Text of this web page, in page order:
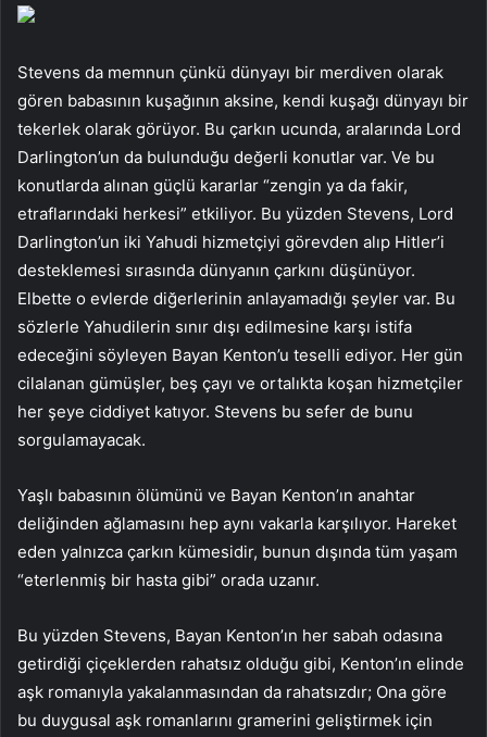
Stevens da memnun çünkü dünyayı bir merdiven olarak
gören babasının kuşağının aksine, kendi kuşağı dünyayı bir
tekerlek olarak görüyor. Bu çarkın ucunda, aralarında Lord
Darlington’un da bulunduğu değerli konutlar var. Ve bu
konutlarda alınan güçlü kararlar “zengin ya da fakir,
etraflarındaki herkesi” etkiliyor. Bu yüzden Stevens, Lord
Darlington’un iki Yahudi hizmetçiyi görevden alıp Hitler’i
desteklemesi sırasında dünyanın çarkını düşünüyor.
Elbette o evlerde diğerlerinin anlayamadığı şeyler var. Bu
sözlerle Yahudilerin sınır dışı edilmesine karşı istifa
edeceğini söyleyen Bayan Kenton’u teselli ediyor. Her gün
cilalanan gümüşler, beş çayı ve ortalıkta koşan hizmetçiler
her şeye ciddiyet katıyor. Stevens bu sefer de bunu
sorgulamayacak.
Yaşlı babasının ölümünü ve Bayan Kenton’ın anahtar
deliğinden ağlamasını hep aynı vakarla karşılıyor. Hareket
eden yalnızca çarkın kümesidir, bunun dışında tüm yaşam
“eterlenmiş bir hasta gibi” orada uzanır.
Bu yüzden Stevens, Bayan Kenton’ın her sabah odasına
getirdiği çiçeklerden rahatsız olduğu gibi, Kenton’ın elinde
aşk romanıyla yakalanmasından da rahatsızdır; Ona göre
bu duygusal aşk romanlarını gramerini geliştirmek için